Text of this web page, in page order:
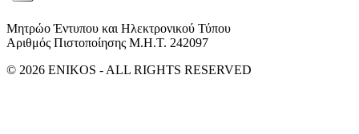
Μητρώο Έντυπου και Ηλεκτρονικού Τύπου
Αριθμός Πιστοποίησης Μ.Η.Τ. 242097
© 2026 ENIKOS - ALL RIGHTS RESERVED